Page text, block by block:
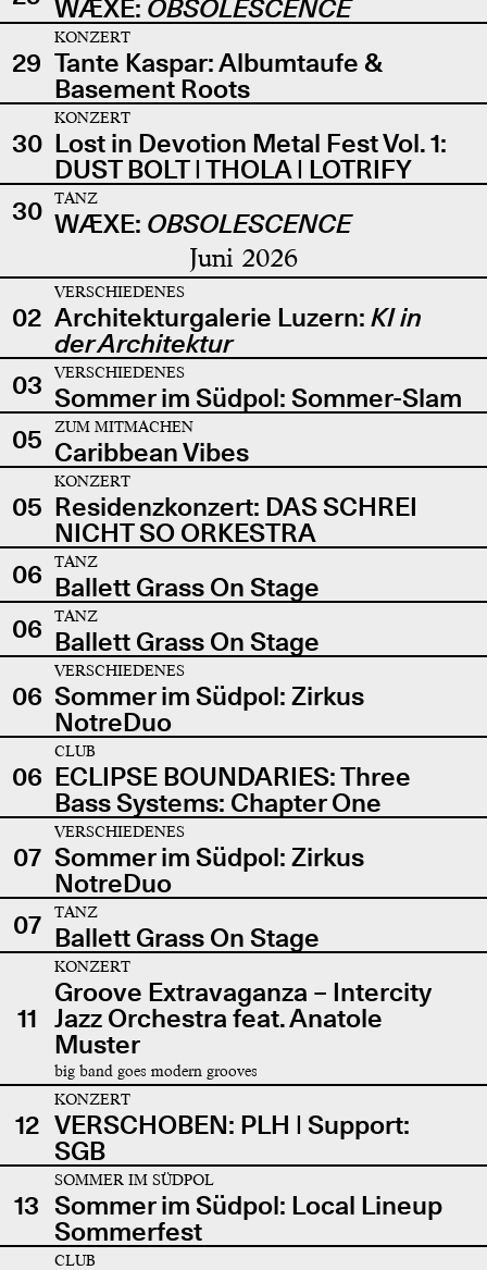
WÆXE: OBSOLESCENCE
29
KONZERT
Tante Kaspar: Albumtaufe &
Basement Roots
30
KONZERT
Lost in Devotion Metal Fest Vol. 1:
DUST BOLT | THOLA | LOTRIFY
30
TANZ
WÆXE: OBSOLESCENCE
Juni 2026
02
VERSCHIEDENES
Architekturgalerie Luzern: KI in
der Architektur
03
VERSCHIEDENES
Sommer im Südpol: Sommer-Slam
05
ZUM MITMACHEN
Caribbean Vibes
05
KONZERT
Residenzkonzert: DAS SCHREI
NICHT SO ORKESTRA
06
TANZ
Ballett Grass On Stage
06
TANZ
Ballett Grass On Stage
06
VERSCHIEDENES
Sommer im Südpol: Zirkus
NotreDuo
06
CLUB
ECLIPSE BOUNDARIES: Three
Bass Systems: Chapter One
07
VERSCHIEDENES
Sommer im Südpol: Zirkus
NotreDuo
07
TANZ
Ballett Grass On Stage
11
KONZERT
Groove Extravaganza – Intercity
Jazz Orchestra feat. Anatole
Muster
big band goes modern grooves
12
KONZERT
VERSCHOBEN: PLH | Support:
SGB
13
SOMMER IM SÜDPOL
Sommer im Südpol: Local Lineup
Sommerfest
CLUB